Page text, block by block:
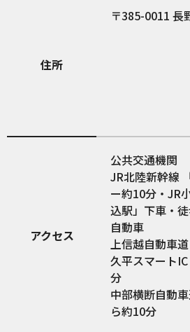
住所
385-0011 長
アクセス
公共交通機関
JR北陸新幹線
ー約10分・JR
込駅」下車・
自動車
上信越自動車
久平スマート
分
中部横断自動
ら約10分